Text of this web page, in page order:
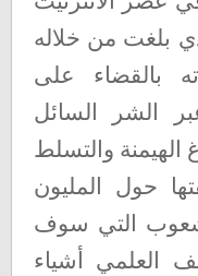
بلغت من خلاله
بالقضاء على
الشر السائل
الهيمنة والتسلط
حول المليون
التي سوف
العلمي أشياء